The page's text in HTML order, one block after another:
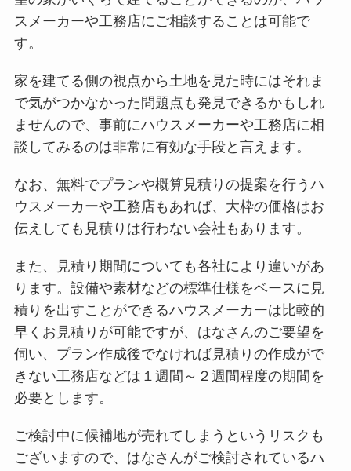
スメーカーや工務店にご相談することは可能で
す。
家を建てる側の視点から土地を見た時にはそれま
で気がつかなかった問題点も発見できるかもしれ
ませんので、事前にハウスメーカーや工務店に相
談してみるのは非常に有効な手段と言えます。
なお、無料でプランや概算見積りの提案を行うハ
ウスメーカーや工務店もあれば、大枠の価格はお
伝えしても見積りは行わない会社もあります。
また、見積り期間についても各社により違いがあ
ります。設備や素材などの標準仕様をベースに見
積りを出すことができるハウスメーカーは比較的
早くお見積りが可能ですが、はなさんのご要望を
伺い、プラン作成後でなければ見積りの作成がで
きない工務店などは１週間～２週間程度の期間を
必要とします。
ご検討中に候補地が売れてしまうというリスクも
ございますので、はなさんがご検討されているハ